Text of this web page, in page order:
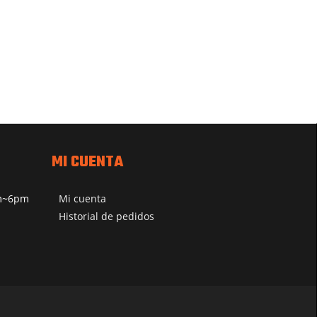
MI CUENTA
Mi cuenta
Historial de pedidos